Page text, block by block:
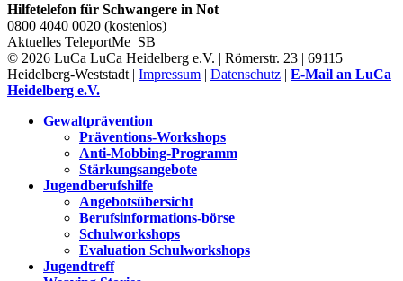
Hilfetelefon für Schwangere in Not
0800 4040 0020 (kostenlos)
Aktuelles TeleportMe_SB
© 2026 LuCa LuCa Heidelberg e.V. | Römerstr. 23 | 69115
Heidelberg-Weststadt | Impressum | Datenschutz | E-Mail an LuCa
Heidelberg e.V.
Gewaltprävention
Präventions-Workshops
Anti-Mobbing-Programm
Stärkungsangebote
Jugendberufshilfe
Angebotsübersicht
Berufsinformations-börse
Schulworkshops
Evaluation Schulworkshops
Jugendtreff